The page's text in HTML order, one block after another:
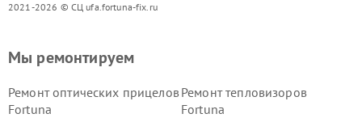
2021-2026 © СЦ ufa.fortuna-fix.ru
Мы ремонтируем
Ремонт оптических прицелов
Fortuna
Ремонт тепловизоров
Fortuna